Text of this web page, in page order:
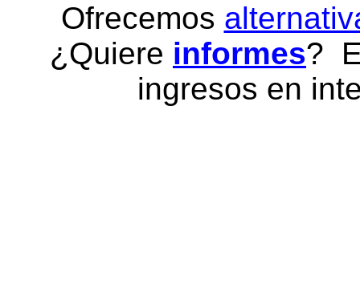
Ofrecemos
¿Quiere informes?
ingresos en